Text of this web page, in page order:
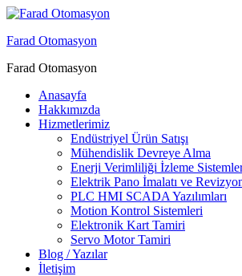
Menu
Farad Otomasyon
Farad Otomasyon
Anasayfa
Hakkımızda
Hizmetlerimiz
Endüstriyel Ürün Satışı
Mühendislik Devreye Alma
Enerji Verimliliği İzleme
Elektrik Pano İmalatı ve
PLC HMI SCADA Yazılımları
Motion Kontrol Sistemleri
Elektronik Kart Tamiri
Servo Motor Tamiri
Blog / Yazılar
İletişim